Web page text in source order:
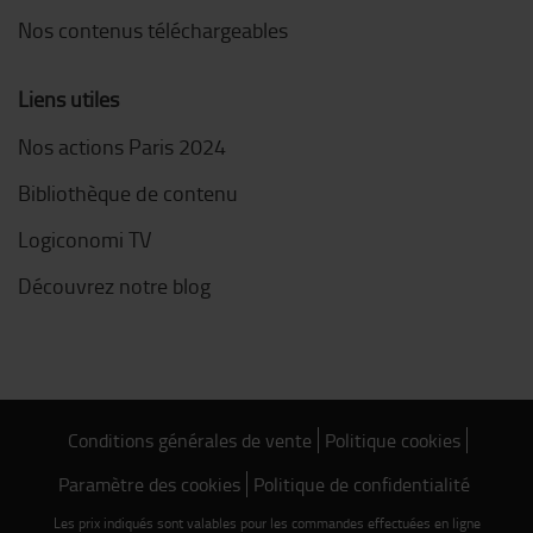
Nos contenus téléchargeables
Liens utiles
Nos actions Paris 2024
Bibliothèque de contenu
Logiconomi TV
Découvrez notre blog
Conditions générales de vente Politique cookies
Paramètre des cookies Politique de confidentialité
Les prix indiqués sont valables pour les commandes effectuées en ligne